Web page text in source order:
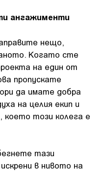
ангажименти
нещо,
Когато сте
на един от
пропускате
да имате добра
на целия екип и
този колега е
тази
в нивото на